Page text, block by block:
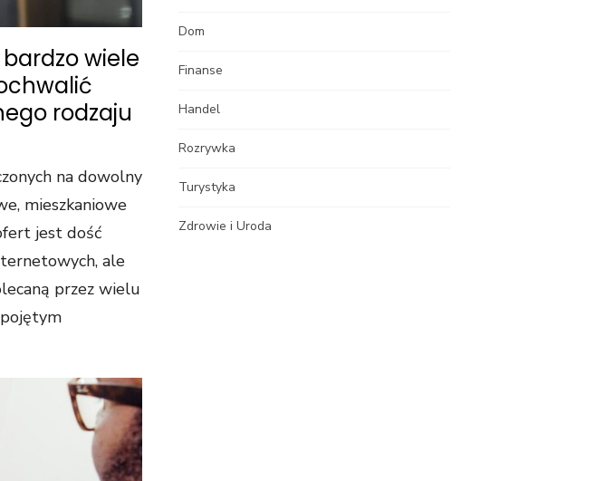
wiele
rodzaju
na dowolny
mieszkaniowe
jest dość
ale
przez wielu
Dom
Finanse
Handel
Rozrywka
Turystyka
Zdrowie i Uroda